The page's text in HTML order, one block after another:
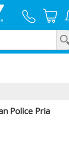
Police Pria